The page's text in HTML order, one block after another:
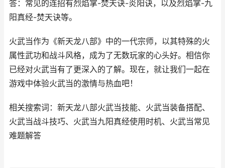
答：常见的连招有烈焰掌-焚天诀-炎阳诀，以及烈焰掌-九
阳真经-焚天诀等。
火武当作为《新天龙八部》中的一代宗师，以其特殊的火
属性武功和战斗风格，成为了无数玩家的心头好。相信你
已经对火武当有了更深入的了解。现在，就让我们一起在
游戏中体验火武当的激情与热血吧！
相关搜索词：新天龙八部火武当技能、火武当装备搭配、
火武当战斗技巧、火武当九阳真经使用时机、火武当常见
难题解答